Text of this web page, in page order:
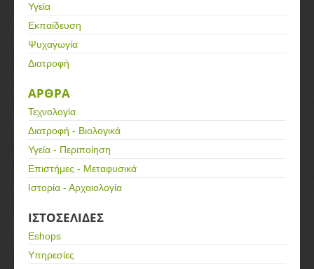
Υγεία
Εκπαίδευση
Ψυχαγωγία
Διατροφή
ΑΡΘΡΑ
Τεχνολογία
Διατροφή - Βιολογικά
Υγεία - Περιποίηση
Επιστήμες - Μεταφυσικά
Ιστορία - Αρχαιολογία
ΙΣΤΟΣΕΛΙΔΕΣ
Eshops
Υπηρεσίες